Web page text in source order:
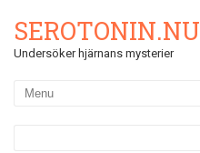
SEROTONIN.NU
Undersöker hjärnans mysterier